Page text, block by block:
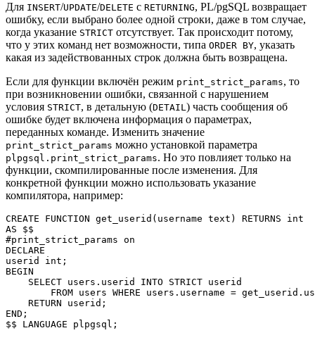
Для INSERT/UPDATE/DELETE с RETURNING, PL/pgSQL возвращает
ошибку, если выбрано более одной строки, даже в том случае,
когда указание STRICT отсутствует. Так происходит потому,
что у этих команд нет возможности, типа ORDER BY, указать
какая из задействованных строк должна быть возвращена.
Если для функции включён режим print_strict_params, то
при возникновении ошибки, связанной с нарушением
условия STRICT, в детальную (DETAIL) часть сообщения об
ошибке будет включена информация о параметрах,
переданных команде. Изменить значение
print_strict_params можно установкой параметра
plpgsql.print_strict_params. Но это повлияет только на
функции, скомпилированные после изменения. Для
конкретной функции можно использовать указание
компилятора, например:
CREATE FUNCTION get_userid(username text) RETURNS int
AS $$
#print_strict_params on
DECLARE
userid int;
BEGIN
    SELECT users.userid INTO STRICT userid
FROM users WHERE users.username =
    RETURN userid;
END;
$$ LANGUAGE plpgsql;